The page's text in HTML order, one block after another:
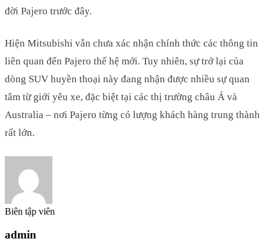
đời Pajero trước đây.
Hiện Mitsubishi vẫn chưa xác nhận chính thức các thông tin
liên quan đến Pajero thế hệ mới. Tuy nhiên, sự trở lại của
dòng SUV huyền thoại này đang nhận được nhiều sự quan
tâm từ giới yêu xe, đặc biệt tại các thị trường châu Á và
Australia – nơi Pajero từng có lượng khách hàng trung thành
rất lớn.
Biên tập viên
admin